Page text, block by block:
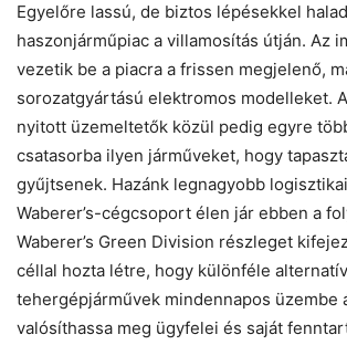
Egyelőre lassú, de biztos lépésekkel
haszonjárműpiac a villamosítás útján. Az
vezetik be a piacra a frissen megjelenő,
sorozatgyártású elektromos modelleket.
nyitott üzemeltetők közül pedig egyre
csatasorba ilyen járműveket, hogy
gyűjtsenek. Hazánk legnagyobb
Waberer’s-cégcsoport élen jár ebben a
Waberer’s Green Division részleget
céllal hozta létre, hogy különféle
tehergépjárművek mindennapos üzembe
valósíthassa meg ügyfelei és saját